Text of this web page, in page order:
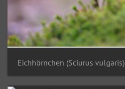
Eichhörnchen (Sciurus vulgaris)